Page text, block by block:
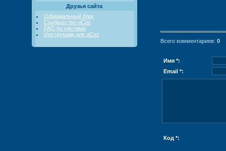
Друзья сайта
Официальный блог
Сообщество uCoz
FAQ по системе
Инструкции для uCoz
Всего комментариев: 0
Имя *:
Email *:
Код *: